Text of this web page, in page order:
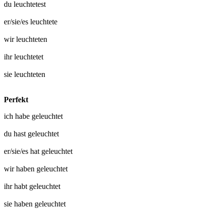
du leuchtetest
er/sie/es leuchtete
wirleuchteten
ihrleuchtetet
sie leuchteten
Perfekt
ich habe geleuchtet
du hast geleuchtet
er/sie/es hat geleuchtet
wir haben geleuchtet
ihr habt geleuchtet
sie haben geleuchtet